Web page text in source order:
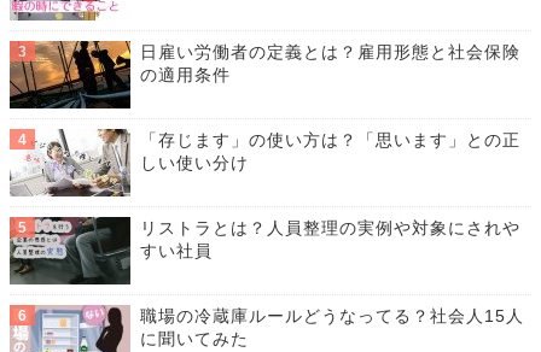
日雇い労働者の定義とは？雇用形態と社会保険
の適用条件
「存じます」の使い方は？「思います」との正
しい使い分け
リストラとは？人員整理の実例や対象にされや
すい社員
職場の冷蔵庫ルールどうなってる？社会人15人
に聞いてみた